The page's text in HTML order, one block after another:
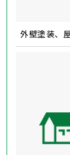
外壁塗装、